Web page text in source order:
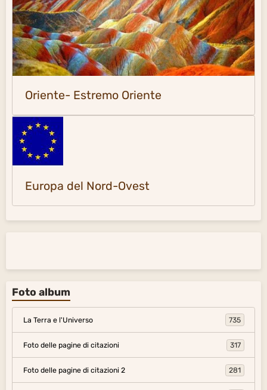
Oriente- Estremo Oriente
Europa del Nord-Ovest
Foto album
La Terra e l'Universo 735
Foto delle pagine di citazioni 317
Foto delle pagine di citazioni 2 281